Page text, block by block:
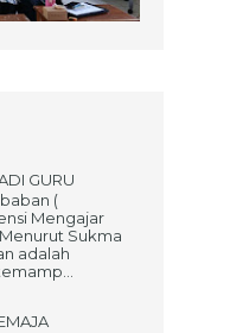
GURU
(
Mengajar
Sukma
adalah